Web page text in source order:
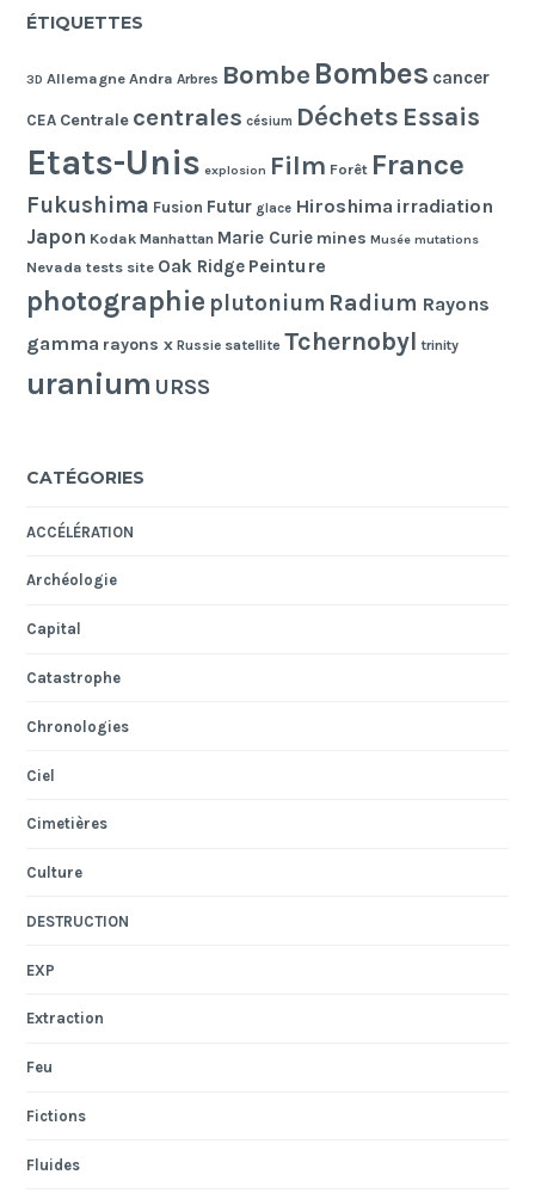
ÉTIQUETTES
3D Allemagne Andra Arbres Bombe Bombes cancer
CEA Centrale centrales césium Déchets Essais
Etats-Unis explosion Film Forêt France
Fukushima Fusion Futur glace Hiroshima irradiation
Japon Kodak Manhattan Marie Curie mines Musée mutations
Nevada tests site Oak Ridge Peinture
photographie plutonium Radium Rayons
gamma rayons x Russie satellite Tchernobyl trinity
uranium URSS
CATÉGORIES
ACCÉLÉRATION
Archéologie
Capital
Catastrophe
Chronologies
Ciel
Cimetières
Culture
DESTRUCTION
EXP
Extraction
Feu
Fictions
Fluides